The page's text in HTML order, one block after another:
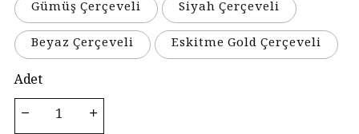
Gümüş Çerçeveli
Siyah Çerçeveli
Beyaz Çerçeveli
Eskitme Gold Çerçeveli
Adet